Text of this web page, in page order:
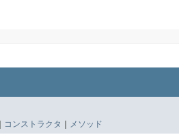
コンストラクタ
メソッド